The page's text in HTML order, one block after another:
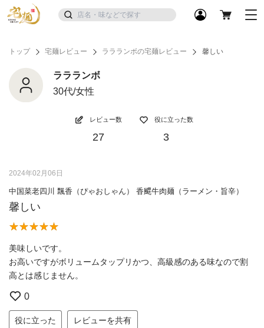
トップ 宅麺レビュー ララランボの宅麺レビュー 馨しい
ララランボ
30代/女性
レビュー数
27
役に立った数
3
2024年02月06日
中国菜老四川 飄香（ぴゃおしゃん） 香飃牛肉麺（ラーメン・旨辛）
馨しい
美味しいです。
お高いですがボリュームタップリかつ、高級感のある味なので割
高とは感じません。
0
役に立った レビューを共有